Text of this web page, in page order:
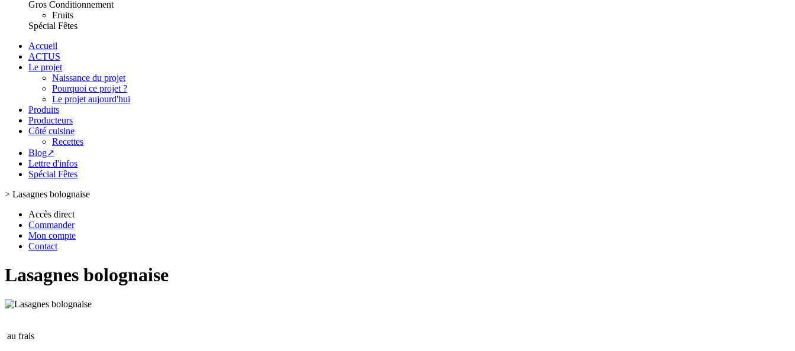
Gros Conditionnement
Fruits
Spécial Fêtes
Accueil
ACTUS
Le projet
Naissance du projet
Pourquoi ce projet ?
Le projet aujourd'hui
Produits
Producteurs
Côté cuisine
Recettes
Blog↗
Lettre d'infos
Spécial Fêtes
> Lasagnes bolognaise
Accès direct
Commander
Mon compte
Contact
Lasagnes bolognaise
au frais